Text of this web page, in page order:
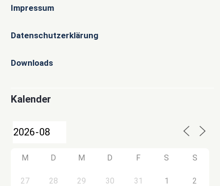
Impressum
Datenschutzerklärung
Downloads
Kalender
M D M D F S S
27 28 29 30 31 1 2